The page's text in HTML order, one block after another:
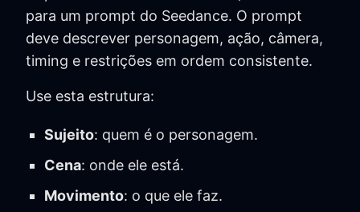
para um prompt do Seedance. O prompt
deve descrever personagem, ação, câmera,
timing e restrições em ordem consistente.
Use esta estrutura:
Sujeito: quem é o personagem.
Cena: onde ele está.
Movimento: o que ele faz.